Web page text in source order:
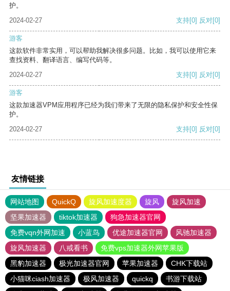
护。
2024-02-27
支持[0] 反对[0]
游客
这款软件非常实用，可以帮助我解决很多问题。比如，我可以使用它来
查找资料、翻译语言、编写代码等。
2024-02-27
支持[0] 反对[0]
游客
这款加速器VPM应用程序已经为我们带来了无限的隐私保护和安全性保
护。
2024-02-27
支持[0] 反对[0]
友情链接
网站地图 QuickQ 旋风加速度器 旋风
旋风加速
坚果加速器
tiktok加速器
狗急加速器官网
免费vqn外网加速
小蓝鸟 优途加速器官网
风驰加速器
旋风加速器
八戒看书
免费vps加速器外网苹果版
黑豹加速器
极光加速器官网 苹果加速器
CHK下载站
小猫咪ciash加速器
极风加速器 quickq
书游下载站